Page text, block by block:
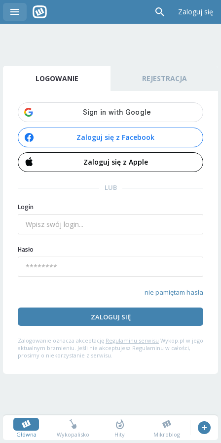
Zaloguj się
LOGOWANIE REJESTRACJA
Zaloguj się z Facebook
Zaloguj się z Apple
LUB
Login
Hasło
nie pamiętam hasła
ZALOGUJ SIĘ
Zalogowanie oznacza akceptację Regulaminu serwisu Wykop.pl w jego
aktualnym brzmieniu. Jeśli nie akceptujesz Regulaminu w całości,
prosimy o niekorzystanie z serwisu.
Główna Wykopalisko Hity Mikroblog